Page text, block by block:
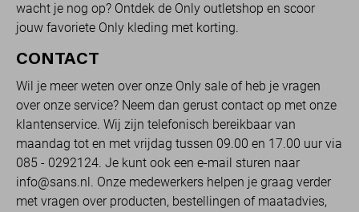
wacht je nog op? Ontdek de Only outletshop en scoor
jouw favoriete Only kleding met korting.
CONTACT
Wil je meer weten over onze Only sale of heb je vragen
over onze service? Neem dan gerust contact op met onze
klantenservice. Wij zijn telefonisch bereikbaar van
maandag tot en met vrijdag tussen 09.00 en 17.00 uur via
085 - 0292124. Je kunt ook een e-mail sturen naar
info@sans.nl. Onze medewerkers helpen je graag verder
met vragen over producten, bestellingen of maatadvies,